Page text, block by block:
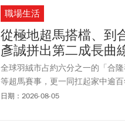
職場生活
從極地超馬搭檔、到
彥誠拼出第二成長曲
全球羽絨市占約六分之一的「合
等超馬賽事，更一同扛起家中逾
中學會陪伴彼此前進的方法。
日期：2026-08-05